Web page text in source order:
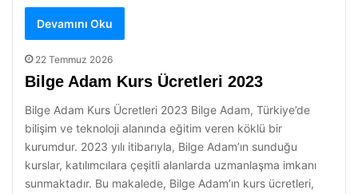
Devamını Oku
22 Temmuz 2026
Bilge Adam Kurs Ücretleri 2023
Bilge Adam Kurs Ücretleri 2023 Bilge Adam, Türkiye’de
bilişim ve teknoloji alanında eğitim veren köklü bir
kurumdur. 2023 yılı itibarıyla, Bilge Adam’ın sunduğu
kurslar, katılımcılara çeşitli alanlarda uzmanlaşma imkanı
sunmaktadır. Bu makalede, Bilge Adam’ın kurs ücretleri,